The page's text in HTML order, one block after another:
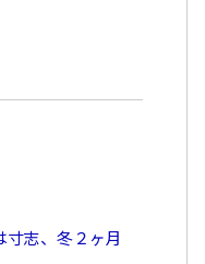
志、冬２ヶ月